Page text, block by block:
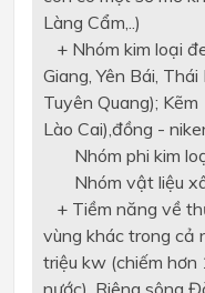
Làng Cẩm,..)
+ Nhóm kim loại
Giang, Yên Bái,
Tuyên Quang);
Lào Cai),đồng -
Nhóm phi kim
Nhóm vật liệu
+ Tiềm năng về
vùng khác trong cả
triệu kw (chiếm